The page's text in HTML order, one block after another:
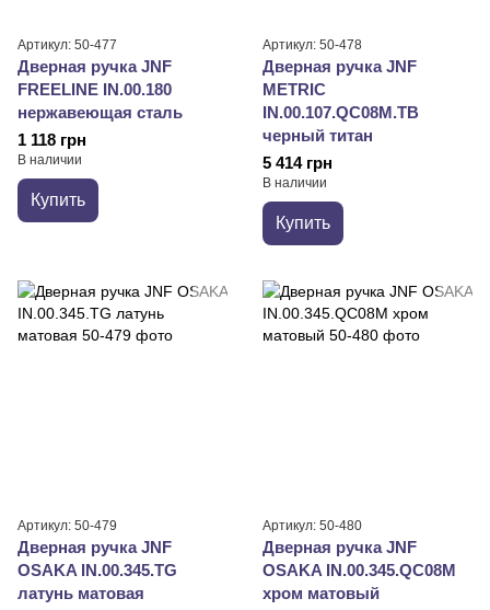
Артикул: 50-477
Дверная ручка JNF
FREELINE IN.00.180
нержавеющая сталь
1 118 грн
В наличии
Купить
Артикул: 50-478
Дверная ручка JNF
METRIC
IN.00.107.QС08M.TB
черный титан
5 414 грн
В наличии
Купить
Артикул: 50-479
Дверная ручка JNF
OSAKA IN.00.345.TG
латунь матовая
Артикул: 50-480
Дверная ручка JNF
OSAKA IN.00.345.QC08M
хром матовый